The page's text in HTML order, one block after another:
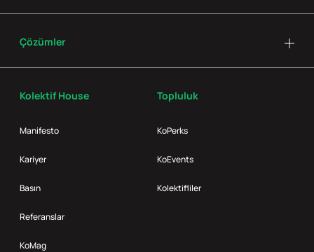
Kolektif House
Manifesto
Kariyer
Basın
Referanslar
KoMag
Topluluk
KoPerks
KoEvents
Kolektifliler
Çözümler